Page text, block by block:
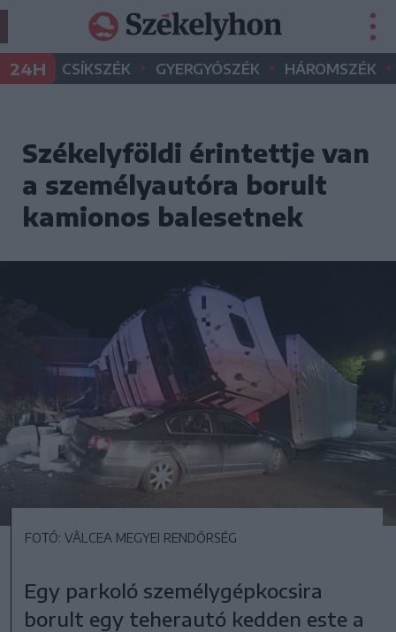
24H CSÍKSZÉK • GYERGYÓSZÉK • HÁROMSZÉK •
Székelyföldi érintettje van
a személyautóra borult
kamionos balesetnek
FOTÓ: VÂLCEA MEGYEI RENDŐRSÉG
Egy parkoló személygépkocsira
borult egy teherautó kedden este a